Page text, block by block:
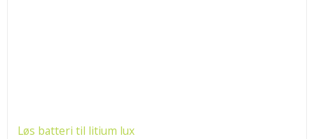
Løs batteri til litium lux